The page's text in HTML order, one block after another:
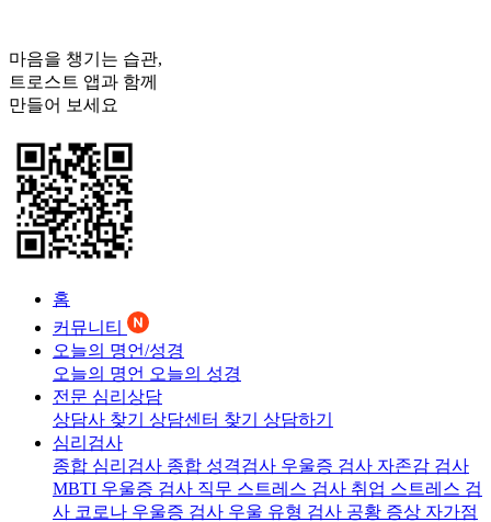
마음을 챙기는 습관,
트로스트 앱과 함께
만들어 보세요
홈
커뮤니티
오늘의 명언/성경
오늘의 명언 오늘의 성경
전문 심리상담
상담사 찾기 상담센터 찾기 상담하기
심리검사
종합 심리검사 종합 성격검사 우울증 검사 자존감 검사
MBTI 우울증 검사 직무 스트레스 검사 취업 스트레스 검
사 코로나 우울증 검사 우울 유형 검사 공황 증상 자가점